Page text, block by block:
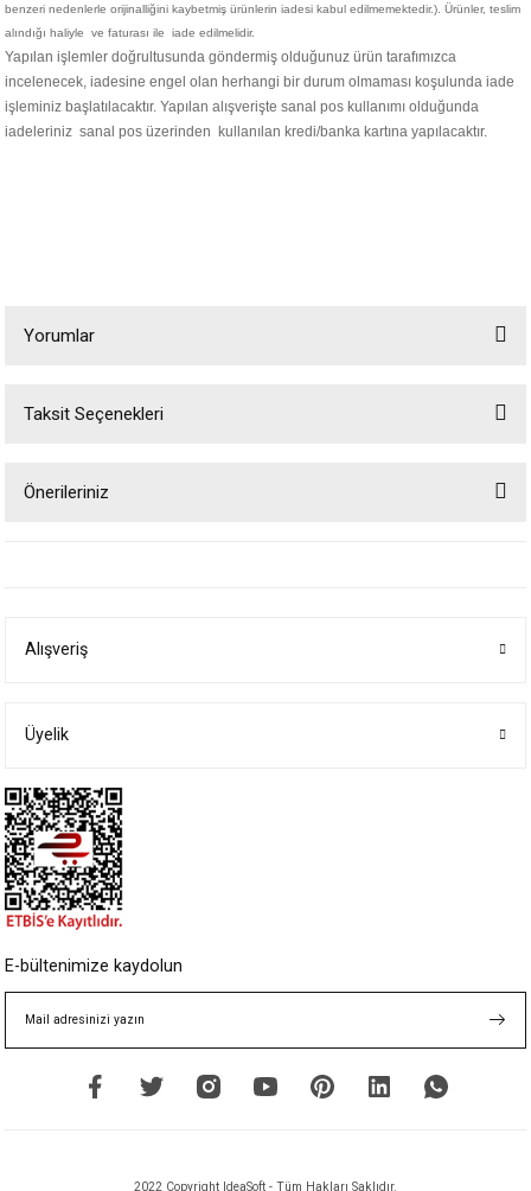
benzeri nedenlerle orijinalliğini kaybetmiş ürünlerin iadesi kabul edilmemektedir.). Ürünler, teslim
alındığı haliyle ve faturası ile iade edilmelidir.
Yapılan işlemler doğrultusunda göndermiş olduğunuz ürün tarafımızca
incelenecek, iadesine engel olan herhangi bir durum olmaması koşulunda iade
işleminiz başlatılacaktır. Yapılan alışverişte sanal pos kullanımı olduğunda
iadeleriniz sanal pos üzerinden kullanılan kredi/banka kartına yapılacaktır.
Yorumlar
Taksit Seçenekleri
Önerileriniz
Ürün bilgilerinde hatalar bulunuyor.
Bu ürüne benzer farklı alternatifler olmalı.
Alışveriş
Üyelik
E-bültenimize kaydolun
2022 Copyright IdeaSoft - Tüm Hakları Saklıdır.